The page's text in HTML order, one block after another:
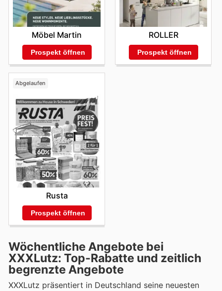
Möbel Martin
Prospekt öffnen
ROLLER
Prospekt öffnen
Abgelaufen
Rusta
Prospekt öffnen
Wöchentliche Angebote bei
XXXLutz: Top-Rabatte und zeitlich
begrenzte Angebote
XXXLutz präsentiert in Deutschland seine neuesten